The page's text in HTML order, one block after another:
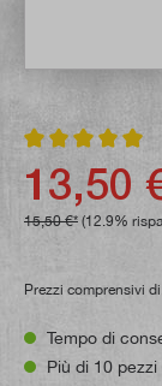
Valutazione
13,50
15,50 €* (12.9%
Prezzi comprensivi di.
Tempo di
Più di 10